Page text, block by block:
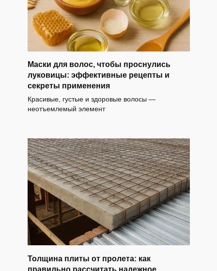
Маски для волос, чтобы проснулись
луковицы: эффективные рецепты и
секреты применения
Красивые, густые и здоровые волосы —
неотъемлемый элемент
Толщина плиты от пролета: как
правильно рассчитать надежное